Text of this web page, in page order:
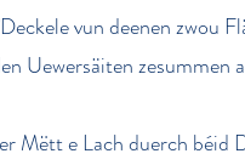
vun deenen zwou
Uewer­säiten zesummen
Mëtt e Lach duerch béid